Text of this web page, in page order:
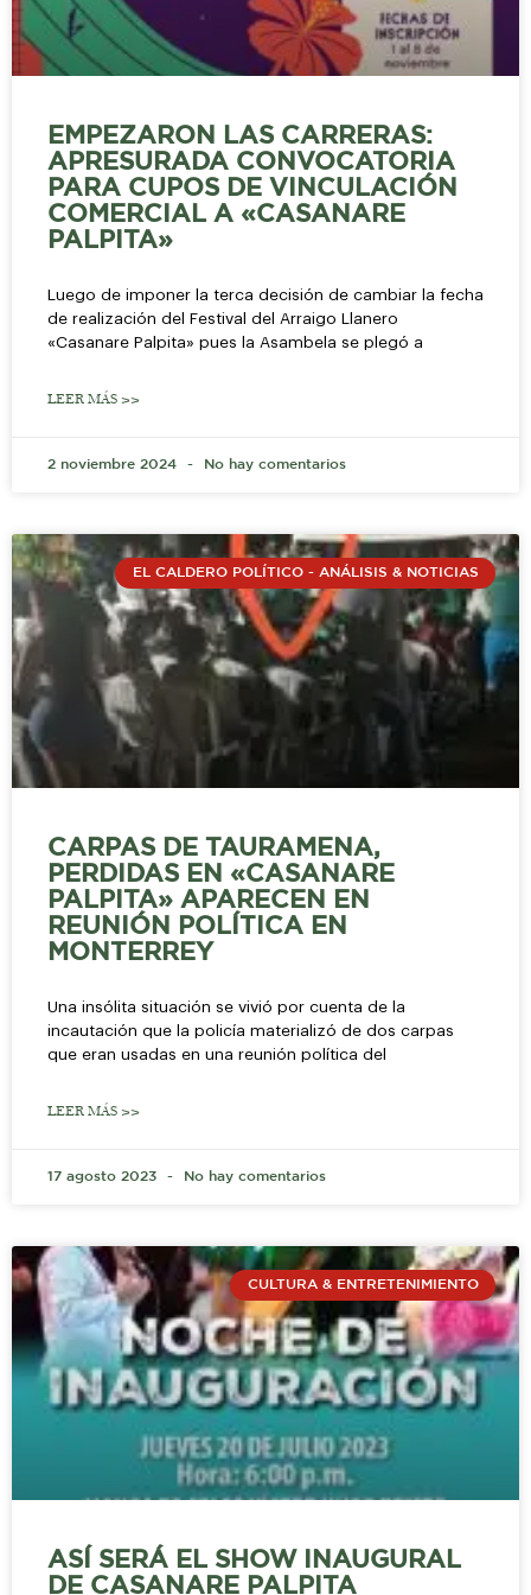
EMPEZARON LAS CARRERAS:
APRESURADA CONVOCATORIA
PARA CUPOS DE VINCULACIÓN
COMERCIAL A «CASANARE
PALPITA»
Luego de imponer la terca decisión de cambiar la fecha
de realización del Festival del Arraigo Llanero
«Casanare Palpita» pues la Asambela se plegó a
LEER MÁS >>
2 noviembre 2024 No hay comentarios
EL CALDERO POLÍTICO - ANÁLISIS & NOTICIAS
CARPAS DE TAURAMENA,
PERDIDAS EN «CASANARE
PALPITA» APARECEN EN
REUNIÓN POLÍTICA EN
MONTERREY
Una insólita situación se vivió por cuenta de la
incautación que la policía materializó de dos carpas
que eran usadas en una reunión política del
LEER MÁS >>
17 agosto 2023 No hay comentarios
CULTURA & ENTRETENIMIENTO
ASÍ SERÁ EL SHOW INAUGURAL
DE CASANARE PALPITA